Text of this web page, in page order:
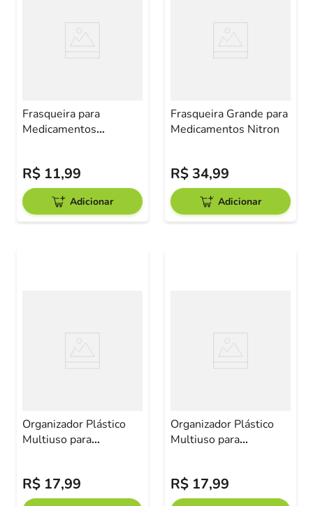
Frasqueira para
Medicamentos
R$ 11,99
Adicionar
Frasqueira Grande para
Medicamentos Nitron
R$ 34,99
Adicionar
Organizador Plástico
Multiuso para
R$ 17,99
Organizador Plástico
Multiuso para
R$ 17,99